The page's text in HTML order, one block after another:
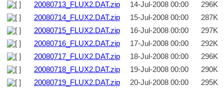
20080713_FLUX2.DAT.zip
14-Jul-2008 00:00
296K
20080714_FLUX2.DAT.zip
15-Jul-2008 00:00
287K
20080715_FLUX2.DAT.zip
16-Jul-2008 00:00
297K
20080716_FLUX2.DAT.zip
17-Jul-2008 00:00
292K
20080717_FLUX2.DAT.zip
18-Jul-2008 00:00
296K
20080718_FLUX2.DAT.zip
19-Jul-2008 00:00
290K
20080719_FLUX2.DAT.zip
20-Jul-2008 00:00
295K